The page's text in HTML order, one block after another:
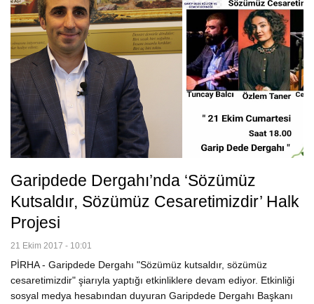
Garipdede Dergahı’nda ‘Sözümüz
Kutsaldır, Sözümüz Cesaretimizdir’ Halk
Projesi
21 Ekim 2017 - 10:01
PİRHA - Garipdede Dergahı "Sözümüz kutsaldır, sözümüz
cesaretimizdir" şiarıyla yaptığı etkinliklere devam ediyor. Etkinliği
sosyal medya hesabından duyuran Garipdede Dergahı Başkanı